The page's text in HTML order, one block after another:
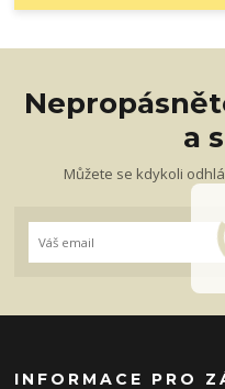
a
Můžete se kdykoli
INFORMACE PRO